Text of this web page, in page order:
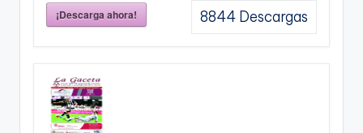
¡Descarga ahora! 8844 Descargas